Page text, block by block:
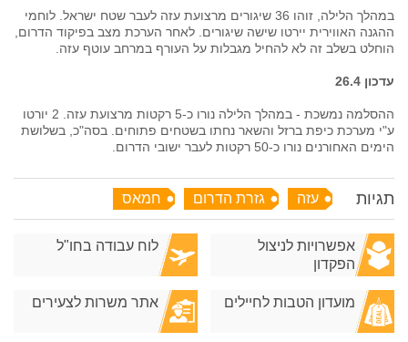
במהלך הלילה, זוהו 36 שיגורים מרצועת עזה לעבר שטח ישראל. לוחמי
ההגנה האווירית יירטו שישה שיגורים. לאחר הערכת מצב בפיקוד הדרום,
הוחלט בשלב זה לא להחיל מגבלות על העורף במרחב עוטף עזה.
עדכון 26.4
ההסלמה נמשכת - במהלך הלילה נורו כ-5 רקטות מרצועת עזה. 2 יורטו
ע"י מערכת כיפת ברזל והשאר נחתו בשטחים פתוחים. בסה"כ, בשלושת
הימים האחורנים נורו כ-50 רקטות לעבר ישובי הדרום.
תגיות עזה גזרת הדרום חמאס
אפשרויות לניצול
הפקדון
לוח עבודה בחו"ל
מועדון הטבות לחיילים אתר משרות לצעירים